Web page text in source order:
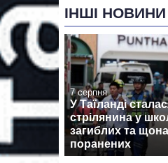
ІНШІ
7 серпня
У Таїланді
стрілянина у
загиблих та
поранених